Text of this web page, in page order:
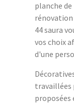
planche
rénovation
44 saura
vos choix
d'une
travaillées
proposées